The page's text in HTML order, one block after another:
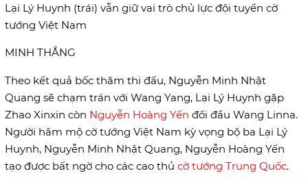
Lại Lý Huynh (trái) vẫn giữ vai trò chủ lực đội tuyển cờ
tướng Việt Nam
MINH THẮNG
Theo kết quả bốc thăm thi đấu, Nguyễn Minh Nhật
Quang sẽ chạm trán với Wang Yang, Lại Lý Huynh gặp
Zhao Xinxin còn Nguyễn Hoàng Yến đối đầu Wang Linna.
Người hâm mộ cờ tướng Việt Nam kỳ vọng bộ ba Lại Lý
Huynh, Nguyễn Minh Nhật Quang, Nguyễn Hoàng Yến
tạo được bất ngờ cho các cao thủ cờ tướng Trung Quốc.